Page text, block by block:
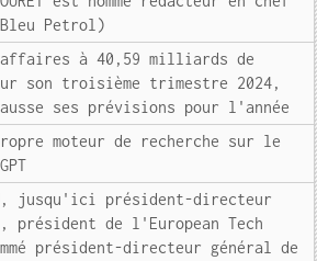
Petrol)
à 40,59 milliards de
son troisième trimestre 2024,
ses prévisions pour l'année
moteur de recherche sur le
jusqu'ici président-directeur
président de l'European Tech
président-directeur général de